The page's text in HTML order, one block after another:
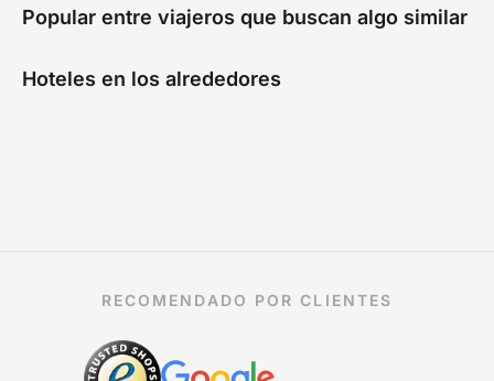
Popular entre viajeros que buscan algo similar
Hoteles en los alrededores
RECOMENDADO POR CLIENTES